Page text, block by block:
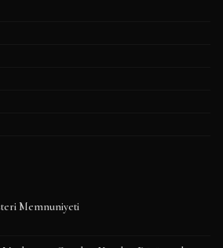
Memnuniyeti